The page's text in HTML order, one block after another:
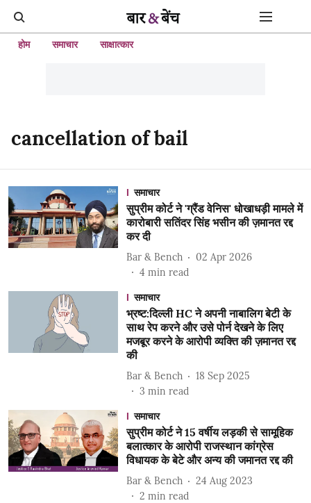
होम समाचार साक्षात्कार
cancellation of bail
समाचार
सुप्रीम कोर्ट ने 'ग्रैंड वेनिस' धोखाधड़ी मामले में
कारोबारी सतिंदर सिंह भसीन की ज़मानत रद्द
कर दी
Bar & Bench
02 Apr 2026
4 min read
समाचार
भ्रष्ट:दिल्ली HC ने अपनी नाबालिग बेटी के
साथ रेप करने और उसे पोर्न देखने के लिए
मजबूर करने के आरोपी व्यक्ति की ज़मानत रद्द
की
Bar & Bench
18 Sep 2025
3 min read
समाचार
सुप्रीम कोर्ट ने 15 वर्षीय लड़की से सामूहिक
बलात्कार के आरोपी राजस्थान कांग्रेस
विधायक के बेटे और अन्य की जमानत रद्द की
Bar & Bench
24 Aug 2023
2 min read